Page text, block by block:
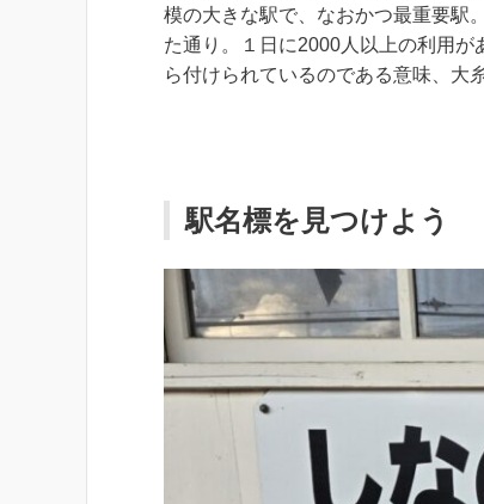
模の大きな駅で、なおかつ最重要駅
た通り。１日に2000人以上の利用
ら付けられているのである意味、大
駅名標を見つけよう